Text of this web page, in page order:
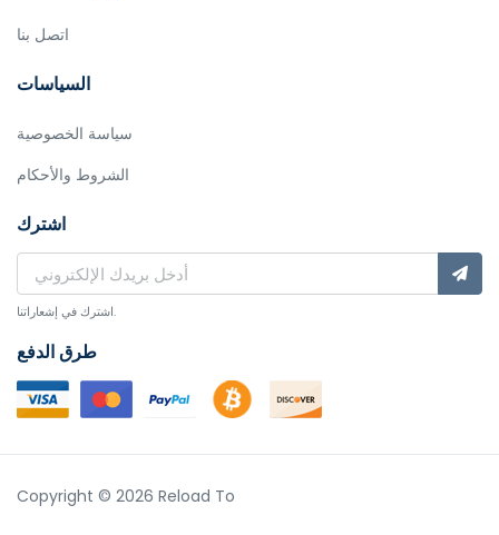
اتصل بنا
السياسات
سياسة الخصوصية
الشروط والأحكام
اشترك
اشترك في إشعاراتنا.
طرق الدفع
Copyright © 2026 Reload To